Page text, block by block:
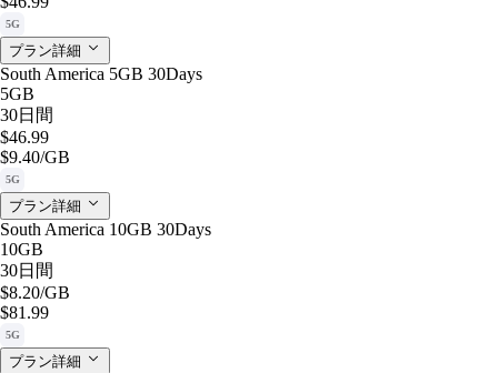
5G
プラン詳細
South America 5GB 30Days
5GB
30日間
$46.99
$9.40/GB
5G
プラン詳細
South America 10GB 30Days
10GB
30日間
$8.20/GB
$81.99
5G
プラン詳細